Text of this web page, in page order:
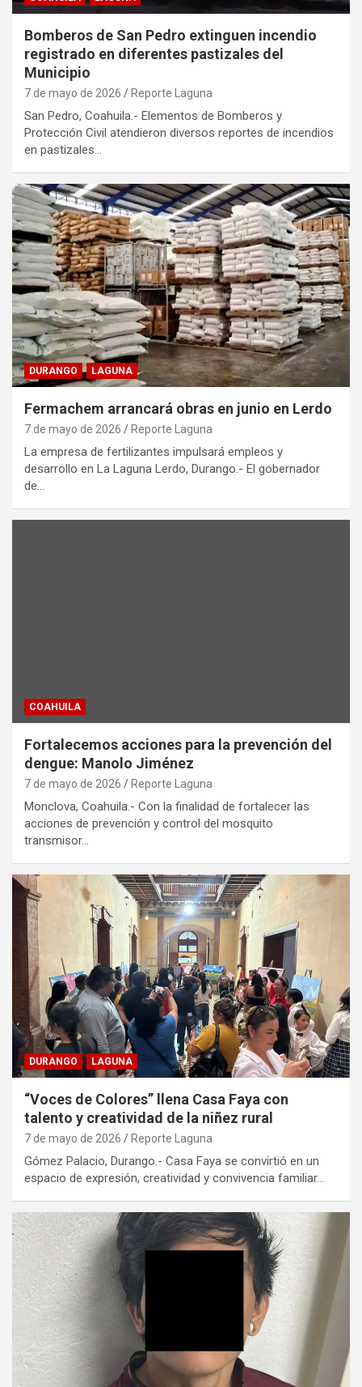
Bomberos de San Pedro extinguen incendio
registrado en diferentes pastizales del
Municipio
7 de mayo de 2026 Reporte Laguna
San Pedro, Coahuila.- Elementos de Bomberos y
Protección Civil atendieron diversos reportes de incendios
en pastizales…
DURANGO LAGUNA
Fermachem arrancará obras en junio en Lerdo
7 de mayo de 2026 Reporte Laguna
La empresa de fertilizantes impulsará empleos y
desarrollo en La Laguna Lerdo, Durango.- El gobernador
de…
COAHUILA
Fortalecemos acciones para la prevención del
dengue: Manolo Jiménez
7 de mayo de 2026 Reporte Laguna
Monclova, Coahuila.- Con la finalidad de fortalecer las
acciones de prevención y control del mosquito
transmisor…
DURANGO LAGUNA
“Voces de Colores” llena Casa Faya con
talento y creatividad de la niñez rural
7 de mayo de 2026 Reporte Laguna
Gómez Palacio, Durango.- Casa Faya se convirtió en un
espacio de expresión, creatividad y convivencia familiar…